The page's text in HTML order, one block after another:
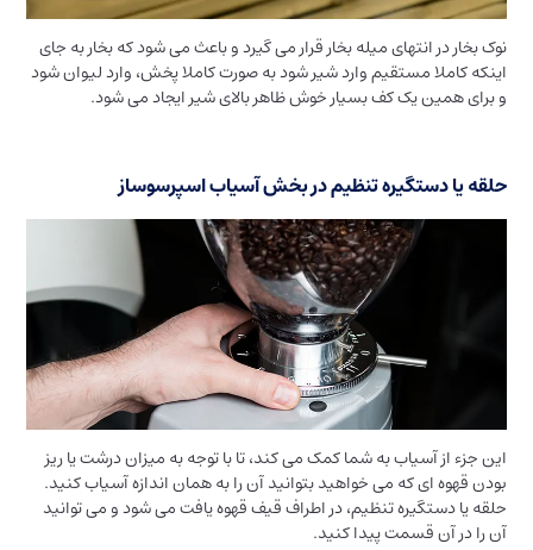
نوک بخار در انتهای میله بخار قرار می گیرد و باعث می شود که بخار به جای
اینکه کاملا مستقیم وارد شیر شود به صورت کاملا پخش، وارد لیوان شود
و برای همین یک کف بسیار خوش ظاهر بالای شیر ایجاد می شود.
حلقه یا دستگیره تنظیم در بخش آسیاب اسپرسوساز
این جزء از آسیاب به شما کمک می کند، تا با توجه به میزان درشت یا ریز
بودن قهوه ای که می خواهید بتوانید آن را به همان اندازه آسیاب کنید.
حلقه یا دستگیره تنظیم، در اطراف قیف قهوه یافت می شود و می توانید
آن را در آن قسمت پیدا کنید.